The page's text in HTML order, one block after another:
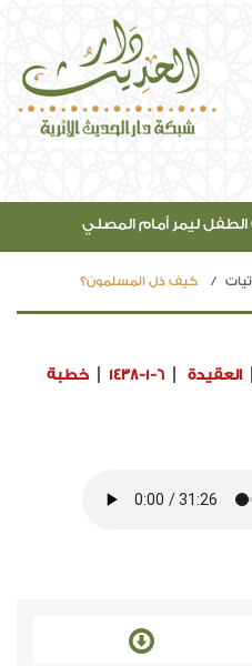
ليمر أمام المصلي
كيف ذل المسلمون؟
العقيدة 1438-1-6 خطبة